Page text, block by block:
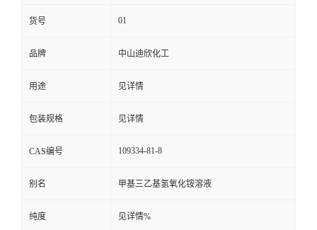
在
线
留
言
货号 01
品牌 中山迪欣化工
用途 见详情
包装规格 见详情
CAS编号 109334-81-8
别名 甲基三乙基氢氧化铵溶液
纯度 见详情%